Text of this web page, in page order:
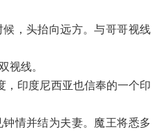
，头抬向远方。与哥哥视线
线。
印度尼西亚也信奉的一个印
情并结为夫妻。魔王将悉多